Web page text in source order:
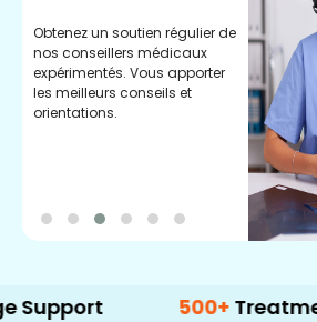
Obtenez un soutien régulier de
nos conseillers médicaux
expérimentés. Vous apporter
les meilleurs conseils et
orientations.
500+ Treatment